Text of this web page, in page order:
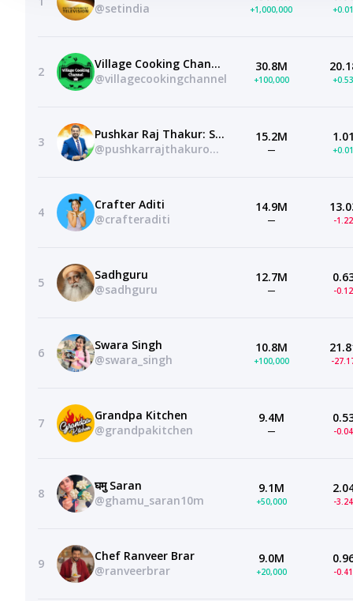
@setindia
+1,000,000
2
Village Cooking Channel
@villagecookingchannel
30.8M
+100,000
3
Pushkar Raj Thakur: Stock Market Educator
@pushkarrajthakurofficial
15.2M
—
4
Crafter Aditi
@crafteraditi
14.9M
— -
5
Sadhguru
@sadhguru
12.7M
— -
6
Swara Singh
@swara_singh
10.8M
+100,000 -
7
Grandpa Kitchen
@grandpakitchen
9.4M
— -
8
घमु Saran
@ghamu_saran10m
9.1M
+50,000 -
9
Chef Ranveer Brar
@ranveerbrar
9.0M
+20,000 -